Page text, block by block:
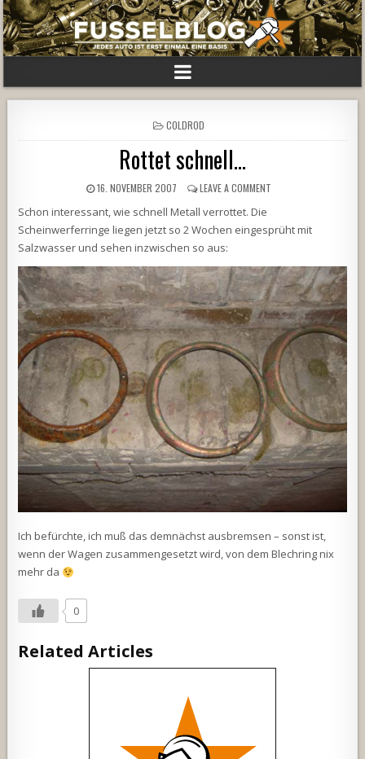
POSTED
IN
COLDROD
Rottet schnell…
16. NOVEMBER 2007 LEAVE A COMMENT
Schon interessant, wie schnell Metall verrottet. Die
Scheinwerferringe liegen jetzt so 2 Wochen eingesprüht mit
Salzwasser und sehen inzwischen so aus:
Ich befürchte, ich muß das demnächst ausbremsen – sonst ist,
wenn der Wagen zusammengesetzt wird, von dem Blechring nix
mehr da
0
Related Articles